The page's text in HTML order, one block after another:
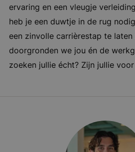
ervaring en een vleugje
heb je een duwtje in de rug
een zinvolle carrièrestap te
doorgronden we jou én de
zoeken jullie écht? Zijn jullie